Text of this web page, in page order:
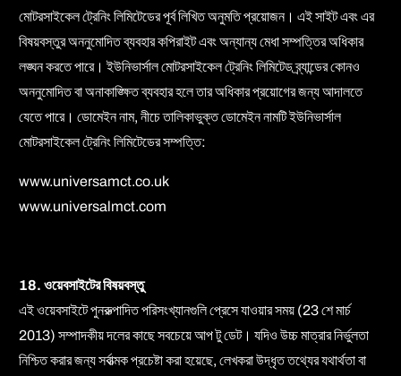
মোটরসাইকেল ট্রেনিং লিমিটেডের পূর্ব লিখিত অনুমতি প্রয়োজন। এই সাইট এবং এর
বিষয়বস্তুর অননুমোদিত ব্যবহার কপিরাইট এবং অন্যান্য মেধা সম্পত্তির অধিকার
লঙ্ঘন করতে পারে। ইউনিভার্সাল মোটরসাইকেল ট্রেনিং লিমিটেড ব্র্যান্ডের কোনও
অননুমোদিত বা অনাকাঙ্ক্ষিত ব্যবহার হলে তার অধিকার প্রয়োগের জন্য আদালতে
যেতে পারে। ডোমেইন নাম, নীচে তালিকাভুক্ত ডোমেইন নামটি ইউনিভার্সাল
মোটরসাইকেল ট্রেনিং লিমিটেডের সম্পত্তি:
www.universamct.co.uk
www.universalmct.com
18. ওয়েবসাইটের বিষয়বস্তু
এই ওয়েবসাইটে পুনরুত্পাদিত পরিসংখ্যানগুলি প্রেসে যাওয়ার সময় (23 শে মার্চ
2013) সম্পাদকীয় দলের কাছে সবচেয়ে আপ টু ডেট। যদিও উচ্চ মাত্রার নির্ভুলতা
নিশ্চিত করার জন্য সর্বাত্মক প্রচেষ্টা করা হয়েছে, লেখকরা উদ্ধৃত তথ্যের যথার্থতা বা